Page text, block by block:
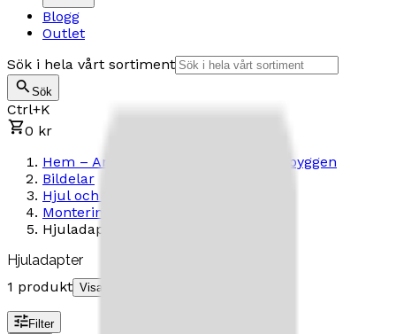
Blogg
Outlet
Sök i hela vårt sortiment
Sök
Ctrl+K
0 kr
Hem – Amerikanska Bilar & Custombyggen
Bildelar
Hjul och tillbehör
Montering
Hjuladapter
Hjuladapter
1 produkt Visa underkategorier
Filter